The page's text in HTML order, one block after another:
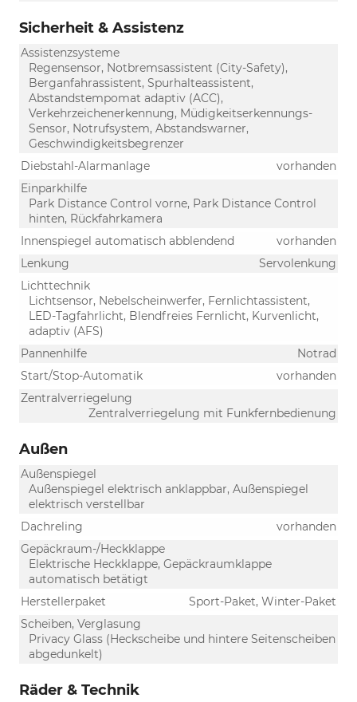
Sicherheit & Assistenz
Assistenzsysteme
Regensensor, Notbremsassistent (City-Safety),
Berganfahrassistent, Spurhalteassistent,
Abstandstempomat adaptiv (ACC),
Verkehrzeichenerkennung, Müdigkeitserkennungs-
Sensor, Notrufsystem, Abstandswarner,
Geschwindigkeitsbegrenzer
Diebstahl-Alarmanlage
vorhanden
Einparkhilfe
Park Distance Control vorne, Park Distance Control
hinten, Rückfahrkamera
Innenspiegel automatisch abblendend
vorhanden
Lenkung
Servolenkung
Lichttechnik
Lichtsensor, Nebelscheinwerfer, Fernlichtassistent,
LED-Tagfahrlicht, Blendfreies Fernlicht, Kurvenlicht,
adaptiv (AFS)
Pannenhilfe
Notrad
Start/Stop-Automatik
vorhanden
Zentralverriegelung
Zentralverriegelung mit Funkfernbedienung
Außen
Außenspiegel
Außenspiegel elektrisch anklappbar, Außenspiegel
elektrisch verstellbar
Dachreling
vorhanden
Gepäckraum-/Heckklappe
Elektrische Heckklappe, Gepäckraumklappe
automatisch betätigt
Herstellerpaket
Sport-Paket, Winter-Paket
Scheiben, Verglasung
Privacy Glass (Heckscheibe und hintere Seitenscheiben
abgedunkelt)
Räder & Technik